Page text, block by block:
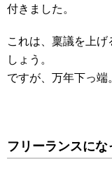
付きました。
これは、稟議を上
しょう。
ですが、万年下っ端
フリーランスに